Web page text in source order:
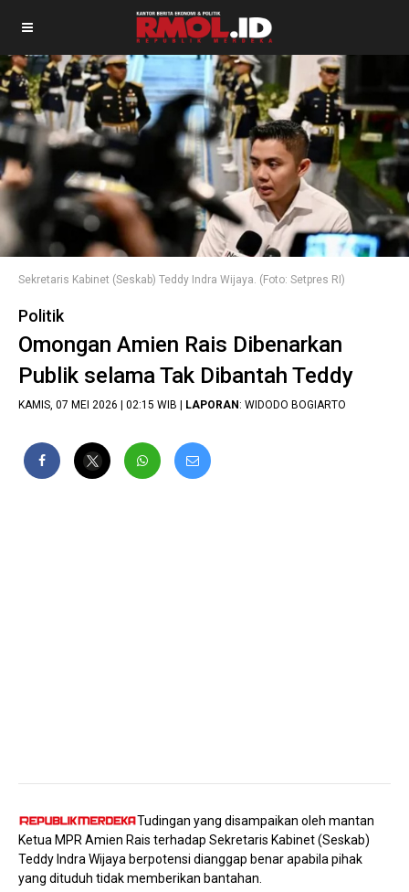
Sekretaris Kabinet (Seskab) Teddy Indra Wijaya. (Foto: Setpres RI)
Politik
Omongan Amien Rais Dibenarkan
Publik selama Tak Dibantah Teddy
KAMIS, 07 MEI 2026 | 02:15 WIB | LAPORAN: WIDODO BOGIARTO
Tudingan yang disampaikan oleh mantan
Ketua MPR Amien Rais terhadap Sekretaris Kabinet (Seskab)
Teddy Indra Wijaya berpotensi dianggap benar apabila pihak
yang dituduh tidak memberikan bantahan.